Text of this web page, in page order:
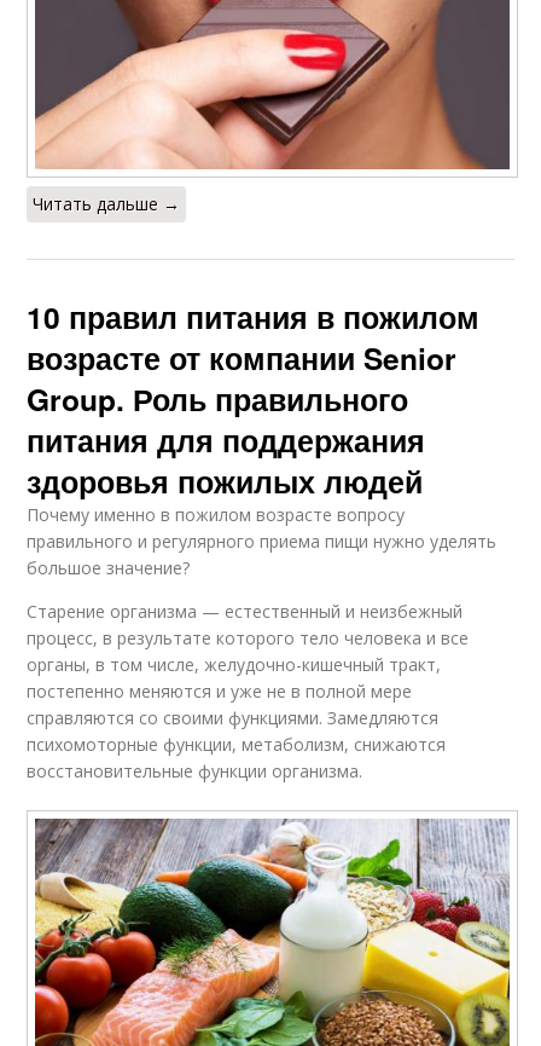
Читать дальше →
10 правил питания в пожилом
возрасте от компании Senior
Group. Роль правильного
питания для поддержания
здоровья пожилых людей
Почему именно в пожилом возрасте вопросу
правильного и регулярного приема пищи нужно уделять
большое значение?
Старение организма — естественный и неизбежный
процесс, в результате которого тело человека и все
органы, в том числе, желудочно-кишечный тракт,
постепенно меняются и уже не в полной мере
справляются со своими функциями. Замедляются
психомоторные функции, метаболизм, снижаются
восстановительные функции организма.